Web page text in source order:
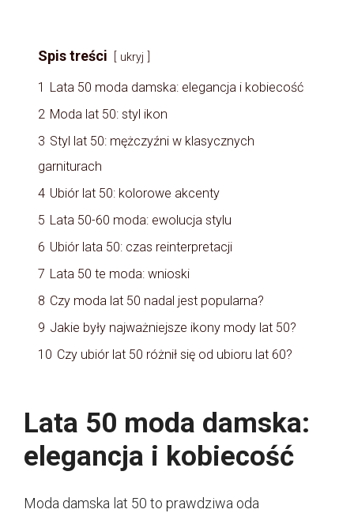
Spis treści ukryj
1
Lata 50 moda damska: elegancja i kobiecość
2 Moda lat 50: styl ikon
3 Styl lat 50: mężczyźni w klasycznych
garniturach
4 Ubiór lat 50: kolorowe akcenty
5 Lata 50-60 moda: ewolucja stylu
6 Ubiór lata 50: czas reinterpretacji
7 Lata 50 te moda: wnioski
8 Czy moda lat 50 nadal jest popularna?
9 Jakie były najważniejsze ikony mody lat 50?
10 Czy ubiór lat 50 różnił się od ubioru lat 60?
Lata 50 moda damska:
elegancja i kobiecość
Moda damska lat 50 to prawdziwa oda